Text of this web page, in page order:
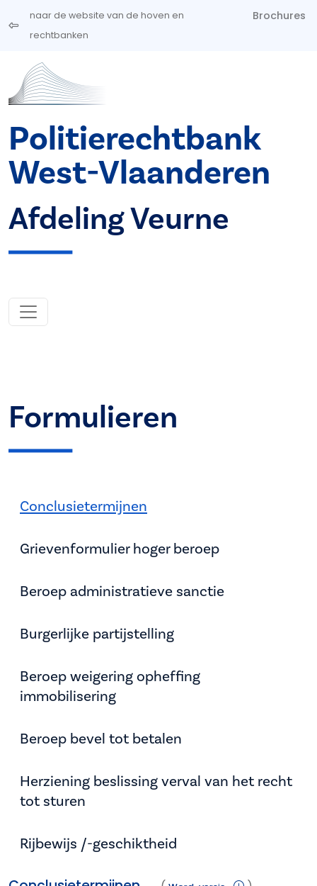
Overslaan en naar de inhoud gaan
naar de website van de hoven en
rechtbanken
Brochures
Politierechtbank
West-Vlaanderen
Afdeling Veurne
Formulieren
Conclusietermijnen
Grievenformulier hoger beroep
Beroep administratieve sanctie
Burgerlijke partijstelling
Beroep weigering opheffing
immobilisering
Beroep bevel tot betalen
Herziening beslissing verval van het recht
tot sturen
Rijbewijs /-geschiktheid